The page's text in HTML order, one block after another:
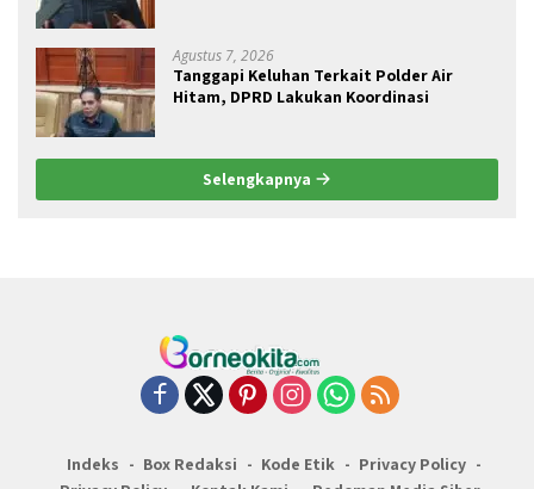
Agustus 7, 2026
Tanggapi Keluhan Terkait Polder Air
Hitam, DPRD Lakukan Koordinasi
Selengkapnya
Indeks Box Redaksi Kode Etik
Privacy Policy